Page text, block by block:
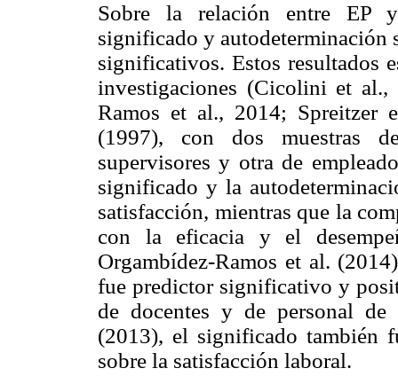
Sobre la relación entre EP
significado y autodeterminación
significativos. Estos resultados
investigaciones (Cicolini et
Ramos et al., 2014; Spreitzer
(1997), con dos muestras
supervisores y otra de
significado y la
satisfacción, mientras que la
con la eficacia y el
Orgambídez-Ramos et al.
fue predictor significativo y
de docentes y de personal
(2013), el significado también
sobre la satisfacción laboral.